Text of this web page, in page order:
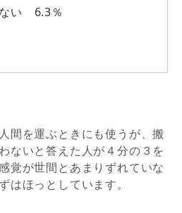
い 6.3％
間を運ぶときにも使うが、搬
ないと答えた人が４分の３を
覚が世間とあまりずれていな
はほっとしています。